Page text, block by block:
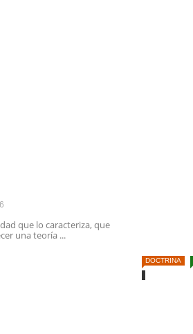
que lo caracteriza, que
una teoría ...
DOCTRINA